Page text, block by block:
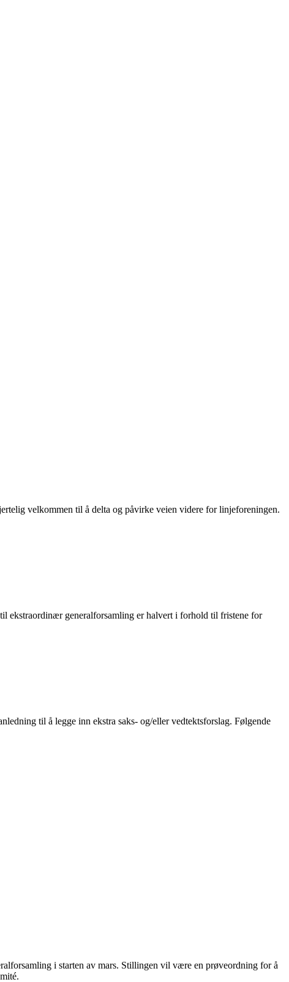
velkommen til å delta og påvirke veien videre for linjeforeningen.
ekstraordinær generalforsamling er halvert i forhold til fristene for
til å legge inn ekstra saks- og/eller vedtektsforslag. Følgende
i starten av mars. Stillingen vil være en prøveordning for å